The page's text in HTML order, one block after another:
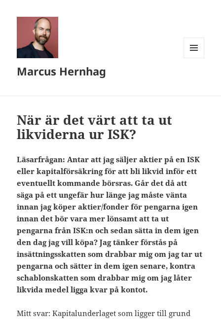
Marcus Hernhag
När är det värt att ta ut
likviderna ur ISK?
Läsarfrågan: Antar att jag säljer aktier på en ISK
eller kapitalförsäkring för att bli likvid inför ett
eventuellt kommande börsras. Går det då att
säga på ett ungefär hur länge jag måste vänta
innan jag köper aktier/fonder för pengarna igen
innan det bör vara mer lönsamt att ta ut
pengarna från ISK:n och sedan sätta in dem igen
den dag jag vill köpa? Jag tänker förstås på
insättningsskatten som drabbar mig om jag tar ut
pengarna och sätter in dem igen senare, kontra
schablonskatten som drabbar mig om jag låter
likvida medel ligga kvar på kontot.
Mitt svar: Kapitalunderlaget som ligger till grund